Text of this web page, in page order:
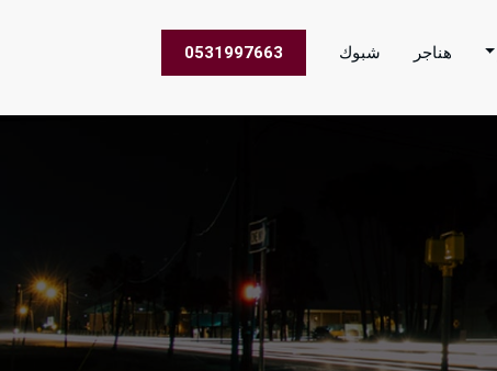
في جميع مناطق المملكة العربية السعودية
هناجر شبوك 0531997663